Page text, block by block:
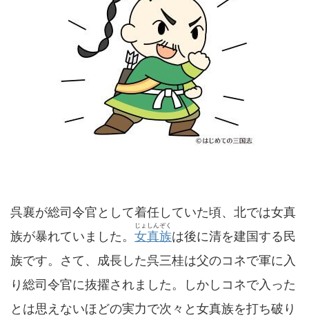
呉襄が総司令官として着任していた頃、北では女真
族が暴れていました。 女真族
じょしんぞく
は後に清を建国する民
族です。さて、成長した呉三桂は父のコネで軍に入
り総司令官に抜擢されました。しかしコネで入った
とは思えないほどの実力で次々と女真族を打ち破り